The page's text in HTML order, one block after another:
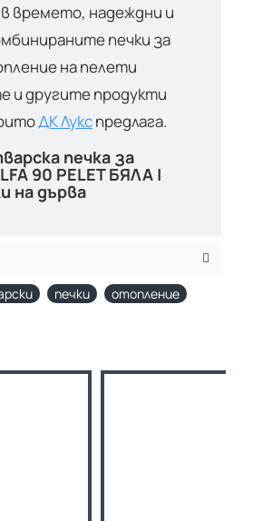
времето, надеждни и
печки за
на пелети
и другите продукти
ДК Лукспредлага.
печка за
90 PELET БЯЛА |
на дърва
печки отопление